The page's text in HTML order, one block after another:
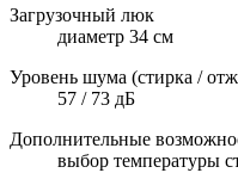
Загрузочный люк
диаметр 34 см
Уровень шума (стирка /
57 / 73 дБ
Дополнительные
выбор температуры